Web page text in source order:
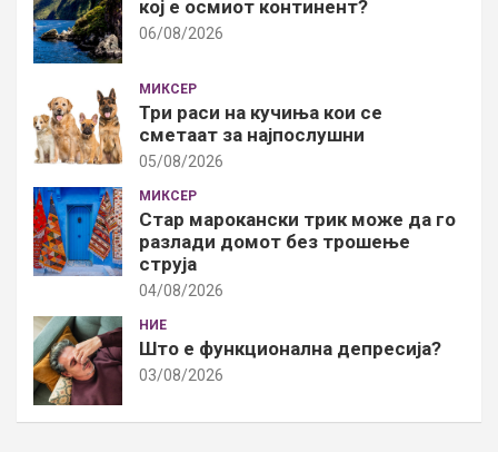
кој е осмиот континент?
06/08/2026
МИКСЕР
Три раси на кучиња кои се
сметаат за најпослушни
05/08/2026
МИКСЕР
Стар марокански трик може да го
разлади домот без трошење
струја
04/08/2026
НИЕ
Што е функционална депресија?
03/08/2026